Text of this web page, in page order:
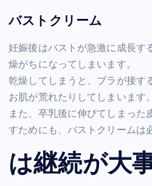
バストクリーム
妊娠後はバストが急激に成長す
燥がちになってしまいます。
乾燥してしまうと、ブラが接す
お肌が荒れたりしてしまいます。
また、卒乳後に伸びてしまった
すためにも、バストクリームは
は継続が大